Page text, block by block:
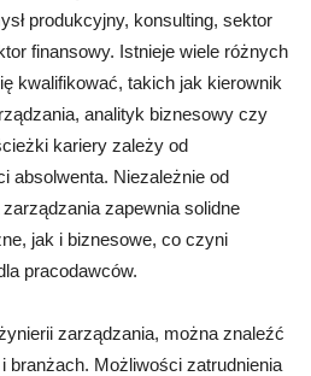
produkcyjny, konsulting, sektor
finansowy. Istnieje wiele różnych
kwalifikować, takich jak kierownik
analityk biznesowy czy
kariery zależy od
absolwenta. Niezależnie od
zapewnia solidne
jak i biznesowe, co czyni
pracodawców.
zarządzania, można znaleźć
branżach. Możliwości zatrudnienia